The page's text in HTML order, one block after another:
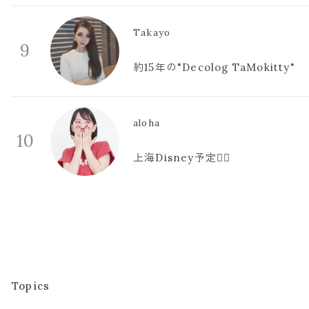
9
Takayo
約15年の"Decolog TaMokitty"
10
aloha
上海Disney予定🫪🩷
Topics